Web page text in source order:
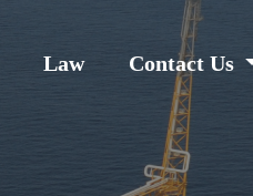
Law Contact Us